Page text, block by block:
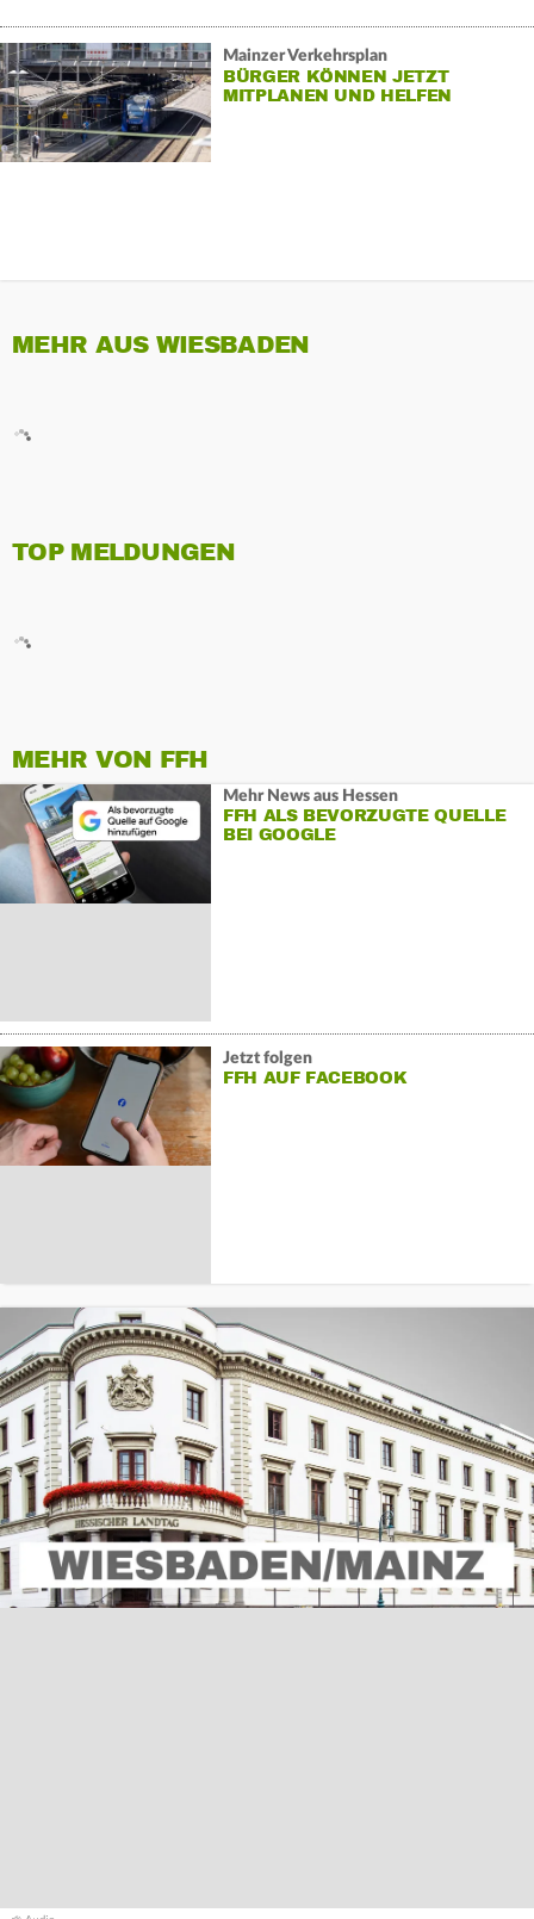
Mainzer Verkehrsplan
BÜRGER KÖNNEN JETZT
MITPLANEN UND HELFEN
MEHR AUS WIESBADEN
TOP MELDUNGEN
MEHR VON FFH
Mehr News aus Hessen
FFH ALS BEVORZUGTE QUELLE
BEI GOOGLE
Jetzt folgen
FFH AUF FACEBOOK